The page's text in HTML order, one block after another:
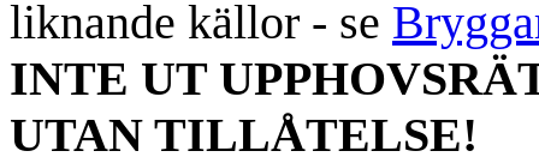
liknande källor - se
INTE UT
UTAN TILLÅTELSE!